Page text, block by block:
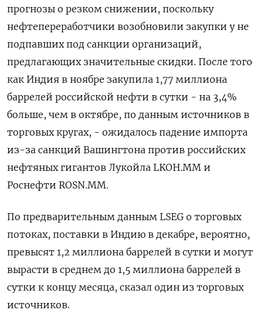
прогнозы о резком снижении, поскольку
нефтепереработчики возобновили закупки у не
подпавших под санкции организаций,
предлагающих значительные скидки. После того
как Индия в ноябре закупила 1,77 миллиона
баррелей российской нефти в сутки - на 3,4%
больше, чем в октябре, по данным источников в
торговых кругах, - ожидалось падение импорта
из-за санкций Вашингтона против российских
нефтяных гигантов Лукойла LKOH.MM и
Роснефти ROSN.MM.
По предварительным данным LSEG о торговых
потоках, поставки в Индию в декабре, вероятно,
превысят 1,2 миллиона баррелей в сутки и могут
вырасти в среднем до 1,5 миллиона баррелей в
сутки к концу месяца, сказал один из торговых
источников.